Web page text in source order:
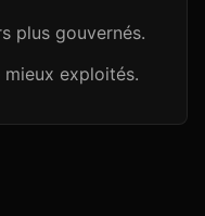
plus gouvernés.
exploités.